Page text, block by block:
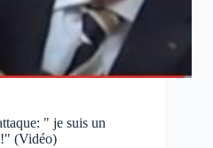
" je suis un
(Vidéo)